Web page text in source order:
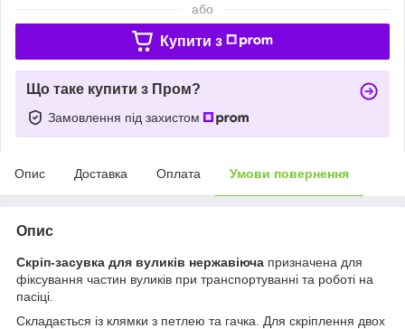
або
Купити з
Що таке купити з Пром?
Замовлення під захистом
Опис Доставка Оплата Умови повернення
Опис
Скріп-засувка для вуликів нержавіюча призначена для
фіксування частин вуликів при транспортуванні та роботі на
пасіці.
Складається із клямки з петлею та гачка. Для скріплення двох